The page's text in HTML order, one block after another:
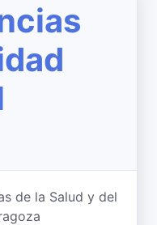
de la Salud y del